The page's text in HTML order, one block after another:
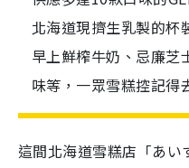
北海道現擠生乳製的杯
早上鮮榨牛奶、忌廉芝
味等，一眾雪糕控記得
這間北海道雪糕店「あ